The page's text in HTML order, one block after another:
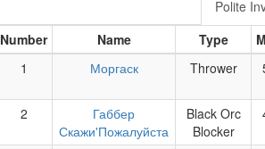
Polite
Number
Name Type
1
Моргаск Thrower
2
Габбер
Скажи'Пожалуйста
Black Orc
Blocker